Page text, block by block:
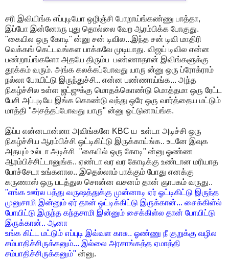
சரி இவியிங்க எப்புடியோ ஒழிஞ்சி போறாய்ங்கண்ணு பாத்தா,
இப்போ இன்னோரு புது தொல்லை வேற ஆரம்பிக்க போகுது.
"கையில ஒரு கோடி" ன்னு சன் டிவில...இந்த சன் டிவி மாதிரி
வெக்கங் கெட்டவங்கள பாக்கவே முடியாது. விஜய் டிவில என்ன
பண்றாய்ங்களோ அதயே திரும்ப பண்ணாதான் இவிங்களுக்கு
தூக்கம் வரும். அங்க கலக்கப்போவது யாரு ன்னு ஒரு ப்ரோக்ராம்
நல்லா போயிட்டு இருந்துச்சி.. என்ன பண்ணாய்ங்க... அந்த
நிகழ்ச்சில உள்ள ஜட்ஜுக்கு மொதக்கொண்டு மொத்தமா ஒரு ரேட்ட
பேசி அப்புடியே இங்க கொண்டு வந்து ஒரே ஒரு வார்த்தைய மட்டும்
மாத்தி "அசத்தப்போவது யாரு" ன்னு ஓட்டுனாய்ங்க.
இப்ப என்னடான்னா அவிங்களே KBC ய உள்டா அடிச்சி ஒரு
நிகழ்ச்சிய ஆரம்பிச்சி ஒட்டிகிட்டு இருக்காய்ங்க.. உடனே இவுக
அதயும் உல்டா அடிச்சி "கையில் ஒரு கோடி" ன்னு ஓண்ண
ஆரம்பிச்சிட்டானுங்க.. ஏண்டா வர வர கோடிக்கு உண்டான மரியாத
போச்சேடா உங்களால.. இதெல்லாம் பாக்கும் போது எனக்கு
கருணாஸ் ஒரு படத்துல சொன்ன வசனம் தான் ஞாபகம் வருது..
"எங்க ஊர்ல பத்து வருஷத்துக்கு முன்னாடி ஏர் ஓட்டிகிட்டு இருந்த
முனுசாமி இன்னும் ஏர் தான் ஒட்டிக்கிட்டு இருக்கான்... சைக்கிள்ல்
போயிட்டு இருந்த கந்தசாமி இன்னும் சைக்கிள்ல தான் போயிட்டு
இருக்கான்.. ஆனா
உங்க கிட்ட மட்டும் எப்புடி இவ்வள காசு.. ஓண்ணு நீ குறுக்கு வழில
சம்பாதிச்சிருக்கனும்... இல்லை அரசாங்கத்த ஏமாத்தி
சம்பாதிச்சிருக்கனும்" ன்னு.